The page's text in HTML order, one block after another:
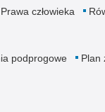
Prawa człowieka
podprogowe
Plan